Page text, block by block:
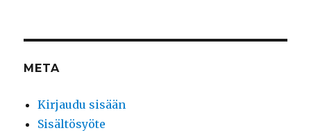
META
Kirjaudu sisään
Sisältösyöte